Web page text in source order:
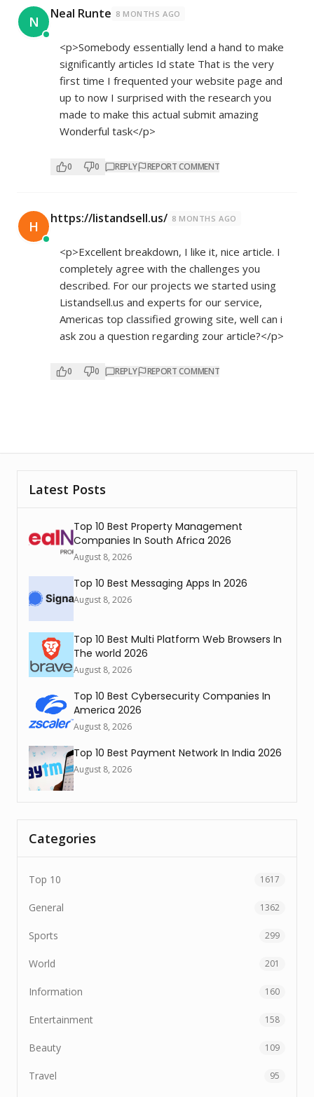
N Neal Runte 8 MONTHS AGO
<p>Somebody essentially lend a hand to make
significantly articles Id state That is the very
first time I frequented your website page and
up to now I surprised with the research you
made to make this actual submit amazing
Wonderful task</p>
0 0 REPLY REPORT COMMENT
H https://listandsell.us/ 8 MONTHS AGO
<p>Excellent breakdown, I like it, nice article. I
completely agree with the challenges you
described. For our projects we started using
Listandsell.us and experts for our service,
Americas top classified growing site, well can i
ask zou a question regarding zour article?</p>
0 0 REPLY REPORT COMMENT
Latest Posts
Top 10 Best Property Management
Companies In South Africa 2026
August 8, 2026
Top 10 Best Messaging Apps In 2026
August 8, 2026
Top 10 Best Multi Platform Web Browsers In
The world 2026
August 8, 2026
Top 10 Best Cybersecurity Companies In
America 2026
August 8, 2026
Top 10 Best Payment Network In India 2026
August 8, 2026
Categories
Top 10 1617
General 1362
Sports 299
World 201
Information 160
Entertainment 158
Beauty 109
Travel 95